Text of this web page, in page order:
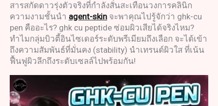
สารสกัดดาวรุ่งตัวจริงที่กำลังสั่นสะเทือนวงการคลินิก
ความงามชั้นนำ agent-skin จะพาคุณไปรู้จักว่า ghk-cu
pen คืออะไร? ghk cu peptide ซ่อมผิวเสียได้จริงไหม?
ทำไมกลุ่มบิวตี้อินไซเดอร์ระดับพรีเมียมถึงเลือก จะได้เข้า
ถึงความสัมพันธ์ที่มั่นคง (stability) นำเทรนด์ผิวใส ที่เน้น
ฟื้นฟูผิวลึกถึงระดับเซลล์ไปพร้อมกัน!